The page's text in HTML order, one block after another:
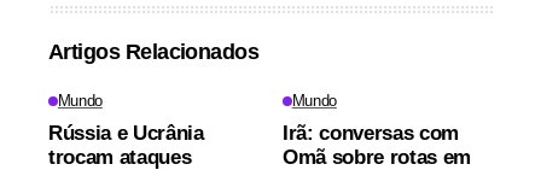
Artigos Relacionados
Mundo
Rússia e Ucrânia
trocam ataques
Mundo
Irã: conversas com
Omã sobre rotas em